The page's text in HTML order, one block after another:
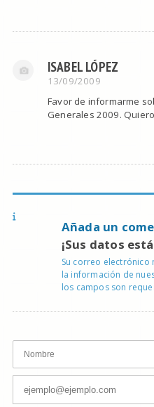
ISABEL LÓPEZ
13/09/2009
Favor de informarme
Generales 2009.
Añada un
¡Sus datos
Su correo
la información de
los campos son